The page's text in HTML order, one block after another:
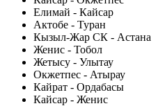
Елимай - Кайсар
Актобе - Туран
Кызыл-Жар СК - Астана
Женис - Тобол
Жетысу - Улытау
Окжетпес - Атырау
Кайрат - Ордабасы
Кайсар - Женис